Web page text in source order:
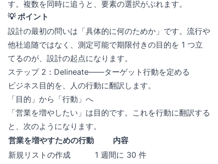
す。複数を同時に追うと、要素の選択がぶれます。
💡 ポイント
設計の最初の問いは「具体的に何のためか」です。流行や
他社追随ではなく、測定可能で期限付きの目的を 1 つ立
てるのが、設計の起点になります。
ステップ 2：Delineate——ターゲット行動を定める
ビジネス目的を、人の行動に翻訳します。
「目的」から「行動」へ
「営業を増やしたい」は目的です。これを行動に翻訳する
と、次のようになります。
営業を増やすための行動
内容
新規リストの作成
1 週間に 30 件